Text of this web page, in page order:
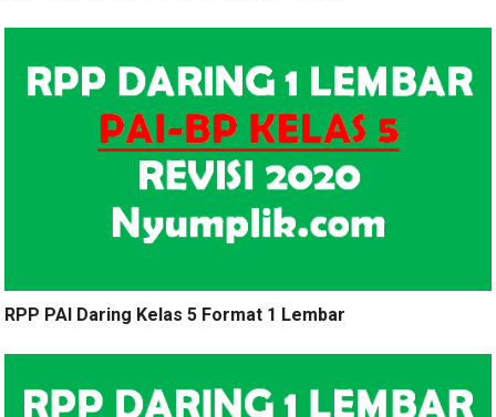
RPP PAI Daring Kelas 5 Format 1 Lembar